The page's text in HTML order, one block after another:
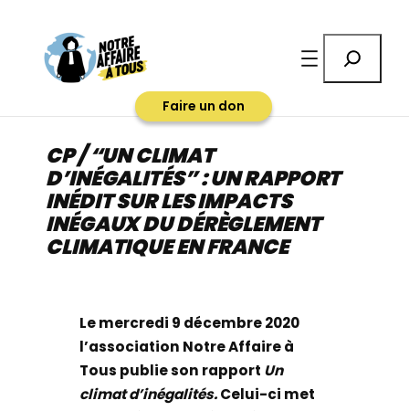
contenu
Faire un don
CP / “UN CLIMAT
D’INÉGALITÉS” : UN RAPPORT
INÉDIT SUR LES IMPACTS
INÉGAUX DU DÉRÈGLEMENT
CLIMATIQUE EN FRANCE
Le mercredi 9 décembre 2020
l’association Notre Affaire à
Tous publie son rapport Un
climat d’inégalités.Celui-ci met